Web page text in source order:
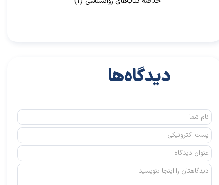
دیدگاه‌ها